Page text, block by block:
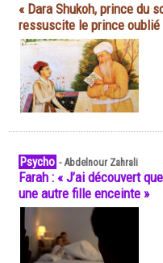
« Dara Shukoh, prince du
ressuscite le prince
Psycho -Abdelnour Zahrali
Farah : « J’ai découvert
une autre fille enceinte »